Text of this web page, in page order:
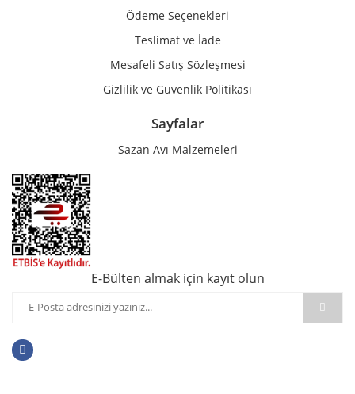
Ödeme Seçenekleri
Teslimat ve İade
Mesafeli Satış Sözleşmesi
Gizlilik ve Güvenlik Politikası
Sayfalar
Sazan Avı Malzemeleri
E-Bülten almak için kayıt olun